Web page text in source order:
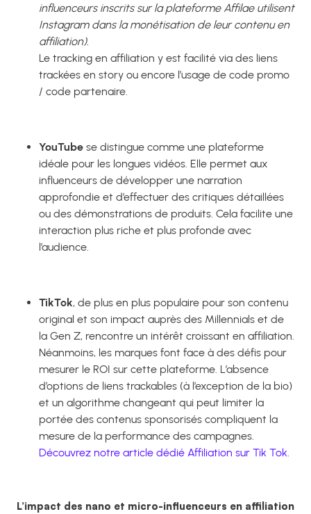
influenceurs inscrits sur la plateforme Affilae utilisent
Instagram dans la monétisation de leur contenu en
affiliation).
Le tracking en affiliation y est facilité via des liens
trackées en story ou encore l’usage de code promo
/ code partenaire.
YouTube se distingue comme une plateforme
idéale pour les longues vidéos. Elle permet aux
influenceurs de développer une narration
approfondie et d’effectuer des critiques détaillées
ou des démonstrations de produits. Cela facilite une
interaction plus riche et plus profonde avec
l’audience.
TikTok, de plus en plus populaire pour son contenu
original et son impact auprès des Millennials et de
la Gen Z, rencontre un intérêt croissant en affiliation.
Néanmoins, les marques font face à des défis pour
mesurer le ROI sur cette plateforme. L’absence
d’options de liens trackables (à l’exception de la bio)
et un algorithme changeant qui peut limiter la
portée des contenus sponsorisés compliquent la
mesure de la performance des campagnes.
Découvrez notre article dédié Affiliation sur Tik Tok
L’impact des nano et micro-influenceurs en affiliation